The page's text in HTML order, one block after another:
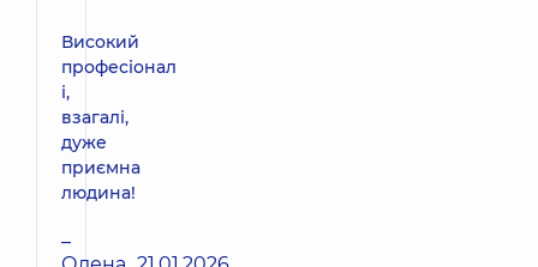
Високий
професіонал
і,
взагалі,
дуже
приємна
людина!
–